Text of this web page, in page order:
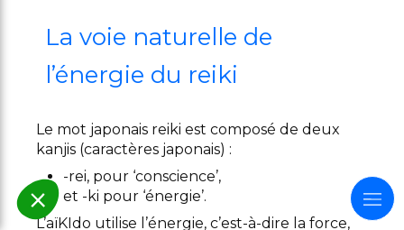
La voie naturelle de
l’énergie du reiki
Le mot japonais reiki est composé de deux
kanjis (caractères japonais) :
-rei, pour ‘conscience’,
et -ki pour ‘énergie’.
L’aïKIdo utilise l’énergie, c’est-à-dire la force,